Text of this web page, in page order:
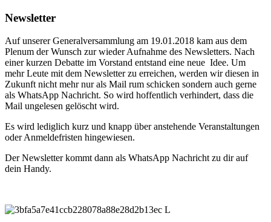
Newsletter
Auf unserer Generalversammlung am 19.01.2018 kam aus dem
Plenum der Wunsch zur wieder Aufnahme des Newsletters. Nach
einer kurzen Debatte im Vorstand entstand eine neue Idee. Um
mehr Leute mit dem Newsletter zu erreichen, werden wir diesen in
Zukunft nicht mehr nur als Mail rum schicken sondern auch gerne
als WhatsApp Nachricht. So wird hoffentlich verhindert, dass die
Mail ungelesen gelöscht wird.
Es wird lediglich kurz und knapp über anstehende Veranstaltungen
oder Anmeldefristen hingewiesen.
Der Newsletter kommt dann als WhatsApp Nachricht zu dir auf
dein Handy.